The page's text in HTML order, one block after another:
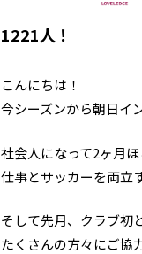
1221人！
こんにちは！
今シーズンから朝日イ
社会人になって2ヶ月
仕事とサッカーを両立
そして先月、クラブ初
たくさんの方々にご協